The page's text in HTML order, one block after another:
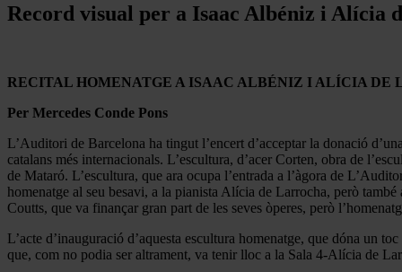
Record visual per a Isaac Albéniz i Alícia
RECITAL HOMENATGE A ISAAC ALBÉNIZ I ALÍCIA DE
Per Mercedes Conde Pons
L’Auditori de Barcelona ha tingut l’encert d’acceptar la donació
catalans més internacionals. L’escultura, d’acer Corten, obra de
de Mataró. L’escultura, que ara ocupa l’entrada a l’àgora de
homenatge al seu besavi, a la pianista Alícia de Larrocha, però
Coutts, que va finançar gran part de les seves òperes, però
L’acte d’inauguració d’aquesta escultura homenatge, que dóna un
que, com no podia ser altrament, va tenir lloc a la Sala 4-Alícia de